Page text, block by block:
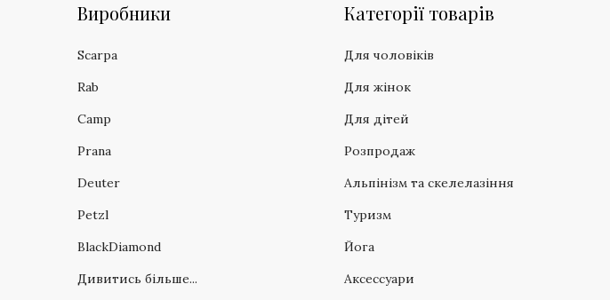
Виробники
Scarpa
Rab
Camp
Prana
Deuter
Petzl
BlackDiamond
Дивитись більше...
Категорії товарів
Для чоловіків
Для жінок
Для дітей
Розпродаж
Альпінізм та скелелазіння
Туризм
Йога
Аксессуари